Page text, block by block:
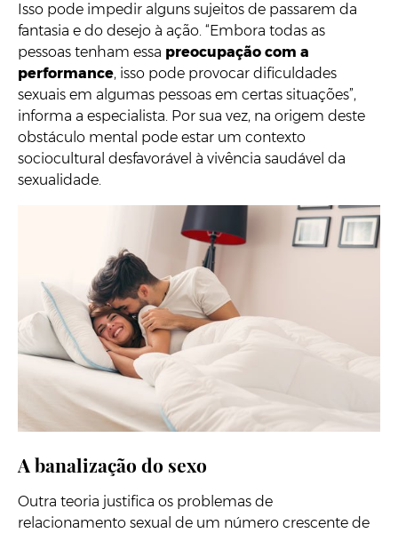
Isso pode impedir alguns sujeitos de passarem da
fantasia e do desejo à ação. “Embora todas as
pessoas tenham essa preocupação com a
performance, isso pode provocar dificuldades
sexuais em algumas pessoas em certas situações”,
informa a especialista. Por sua vez, na origem deste
obstáculo mental pode estar um contexto
sociocultural desfavorável à vivência saudável da
sexualidade.
A banalização do sexo
Outra teoria justifica os problemas de
relacionamento sexual de um número crescente de